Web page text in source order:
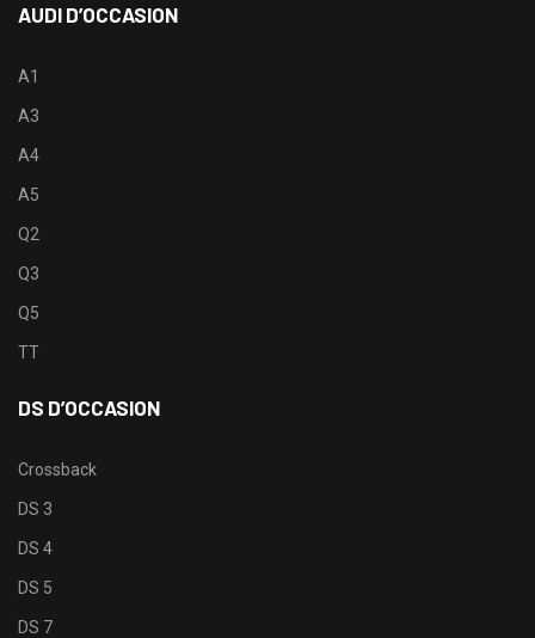
AUDI D’OCCASION
A1
A3
A4
A5
Q2
Q3
Q5
TT
DS D’OCCASION
Crossback
DS 3
DS 4
DS 5
DS 7